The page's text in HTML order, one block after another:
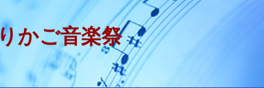
かご音楽祭